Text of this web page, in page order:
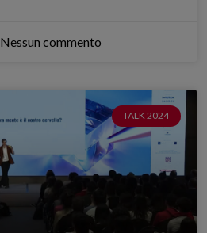
Nessun commento
TALK 2024